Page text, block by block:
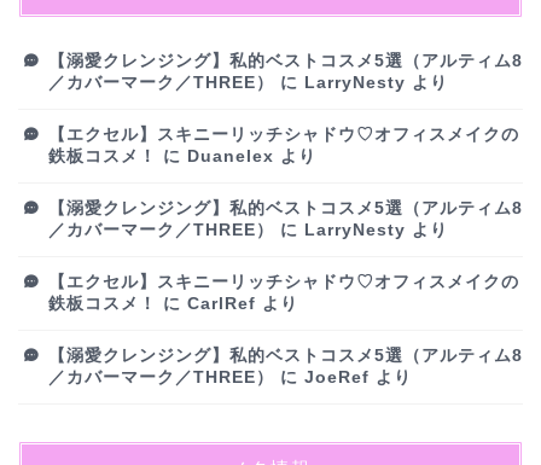
【溺愛クレンジング】私的ベストコスメ5選（アルティム8
／カバーマーク／THREE）
に LarryNesty より
【エクセル】スキニーリッチシャドウ♡オフィスメイクの
鉄板コスメ！
に Duanelex より
【溺愛クレンジング】私的ベストコスメ5選（アルティム8
／カバーマーク／THREE）
に LarryNesty より
【エクセル】スキニーリッチシャドウ♡オフィスメイクの
鉄板コスメ！
に CarlRef より
【溺愛クレンジング】私的ベストコスメ5選（アルティム8
／カバーマーク／THREE）
に JoeRef より